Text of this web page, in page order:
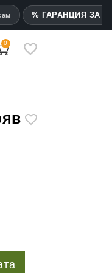
% ГАРАНЦИЯ ЗА
0